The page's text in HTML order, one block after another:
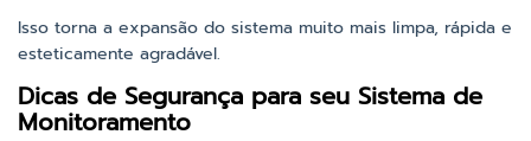
Isso torna a expansão do sistema muito mais limpa, rápida e
esteticamente agradável.
Dicas de Segurança para seu Sistema de
Monitoramento